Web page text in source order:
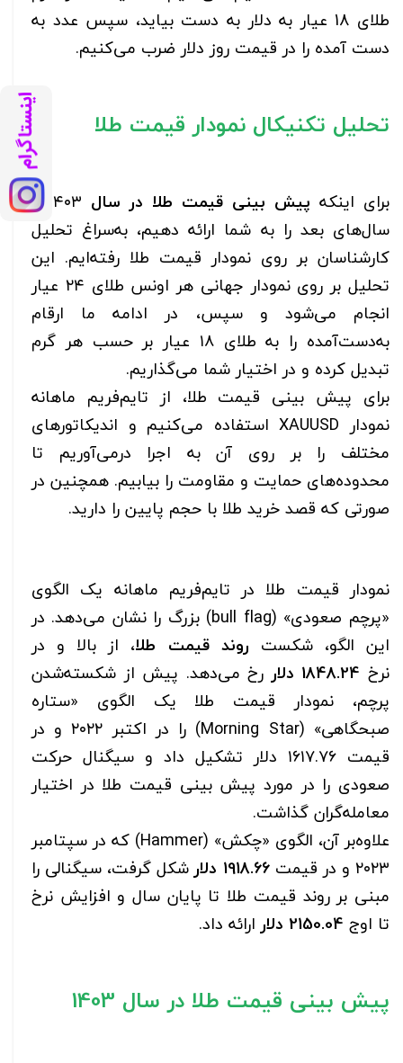
طلای 18 عیار به دلار به دست بیاید، سپس عدد به
دست آمده را در قیمت روز دلار ضرب می‌کنیم.
تحلیل تکنیکال نمودار قیمت طلا
برای اینکه پیش بینی قیمت طلا در سال
۱۴۰۳ و
سال‌های بعد را به شما ارائه دهیم، به‌سراغ تحلیل
کارشناسان بر روی نمودار قیمت طلا رفته‌ایم. این
تحلیل بر روی نمودار جهانی هر اونس طلای ۲۴ عیار
انجام می‌شود و سپس، در ادامه ما ارقام
به‌دست‌آمده را به طلای ۱۸ عیار بر حسب هر گرم
تبدیل کرده و در اختیار شما می‌گذاریم.
برای پیش بینی قیمت طلا، از تایم‌فریم ماهانه
نمودار XAUUSD استفاده می‌کنیم و اندیکاتورهای
مختلف را بر روی آن به اجرا درمی‌آوریم تا
محدوده‌های حمایت و مقاومت را بیابیم. همچنین در
صورتی که قصد خرید طلا با حجم پایین را دارید.
نمودار قیمت طلا در تایم‌فریم ماهانه یک الگوی
«پرچم صعودی» (bull flag) بزرگ را نشان می‌دهد. در
این الگو، شکست روند قیمت طلا، از بالا و در
نرخ 1848.24 دلار
رخ می‌دهد. پیش از شکسته‌شدن
پرچم، نمودار قیمت طلا یک الگوی «ستاره
صبحگاهی» (Morning Star) را در اکتبر ۲۰۲۲ و در
قیمت ۱۶۱۷.۷۶ دلار تشکیل داد و سیگنال حرکت
صعودی را در مورد پیش بینی قیمت طلا در اختیار
معامله‌گران گذاشت.
علاوه‌بر آن، الگوی «چکش» (Hammer) که در سپتامبر
۲۰۲۳ و در قیمت
1918.66 دلار
شکل گرفت، سیگنالی را
مبنی بر روند قیمت طلا تا پایان سال و افزایش نرخ
تا اوج 2150.04 دلار ارائه داد.
پیش بینی قیمت طلا در سال 1403